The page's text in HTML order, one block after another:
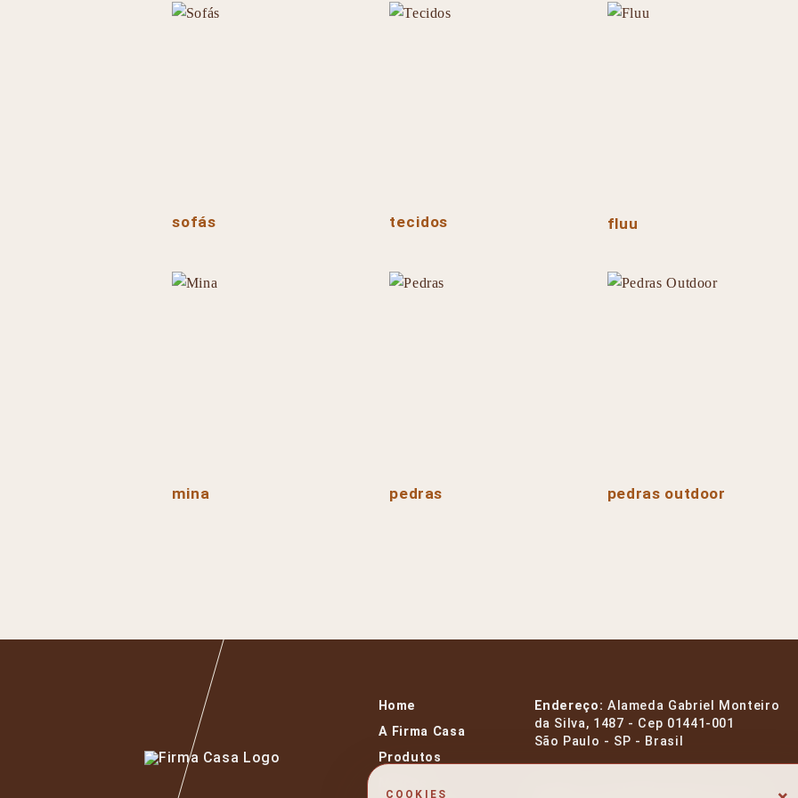
sofás tecidos fluu
mina pedras pedras outdoor
Home
A Firma Casa
Produtos
Endereço: Alameda Gabriel Monteiro
da Silva, 1487 - Cep 01441-001
São Paulo - SP - Brasil
COOKIES